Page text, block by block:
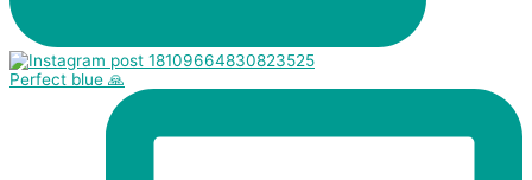
Perfect blue 🙏